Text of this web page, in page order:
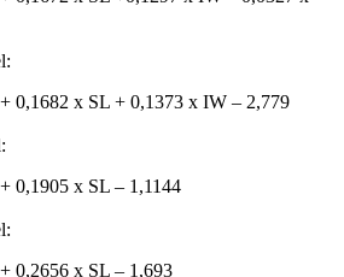
0,1682 x SL + 0,1373 x IW – 2,779
0,1905 x SL – 1,1144
0,2656 x SL – 1,693